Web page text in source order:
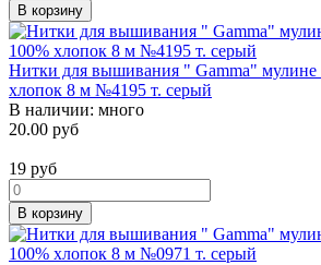
В корзину
Нитки для вышивания " Gamma" мулине
хлопок 8 м №4195 т. серый
В наличии: много
20.00 руб
19 руб
В корзину